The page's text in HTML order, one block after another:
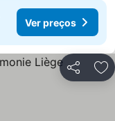
Ver preços
Partilhar